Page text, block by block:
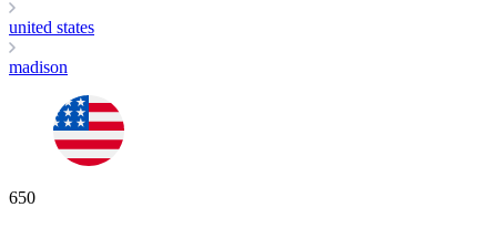
united states
madison
650